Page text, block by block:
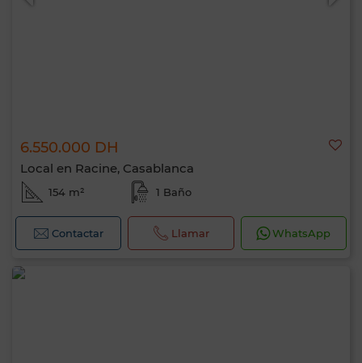
6.550.000 DH
Local en Racine, Casablanca
154 m² 1 Baño
Contactar Llamar WhatsApp